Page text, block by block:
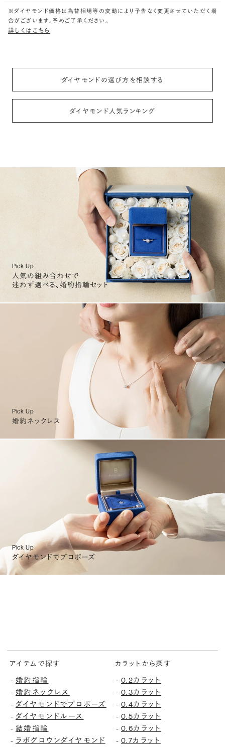
※ダイヤモンド価格は為替相場等の変動により予告なく変更させていただく場
合がございます。予めご了承ください。
詳しくはこちら
ダイヤモンドの選び方を相談する
ダイヤモンド人気ランキング
Pick Up
人気の組み合わせで
迷わず選べる、婚約指輪セット
Pick Up
婚約ネックレス
Pick Up
ダイヤモンドでプロポーズ
アイテムで探す
- 婚約指輪
- 婚約ネックレス
- ダイヤモンドでプロポーズ
- ダイヤモンドルース
- 結婚指輪
- ラボグロウンダイヤモンド
カラットから探す
- 0.2カラット
- 0.3カラット
- 0.4カラット
- 0.5カラット
- 0.6カラット
- 0.7カラット